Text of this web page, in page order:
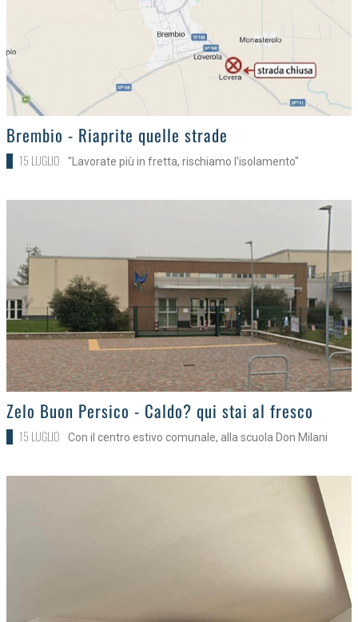
>
Brembio - Riaprite quelle strade
15 LUGLIO "Lavorate più in fretta, rischiamo l'isolamento"
>
Zelo Buon Persico - Caldo? qui stai al fresco
15 LUGLIO Con il centro estivo comunale, alla scuola Don Milani